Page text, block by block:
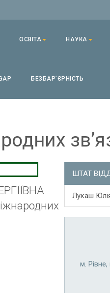
ОСВІТА НАУКА
БЕЗБАРʼЄРНІСТЬ
ШТАТ
Лукаш
м.